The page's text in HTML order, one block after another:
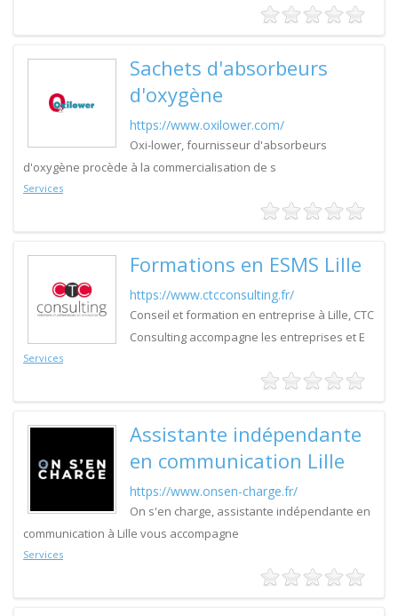
Sachets d'absorbeurs
d'oxygène
https://www.oxilower.com/
Oxi-lower, fournisseur d'absorbeurs
d'oxygène procède à la commercialisation de s
Services
Formations en ESMS Lille
https://www.ctcconsulting.fr/
Conseil et formation en entreprise à Lille, CTC
Consulting accompagne les entreprises et E
Services
Assistante indépendante
en communication Lille
https://www.onsen-charge.fr/
On s'en charge, assistante indépendante en
communication à Lille vous accompagne
Services